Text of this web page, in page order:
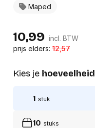
Maped
10,99 incl. BTW
prijs elders:12,57
Kies je hoeveelheid
1 stuk
10 stuks